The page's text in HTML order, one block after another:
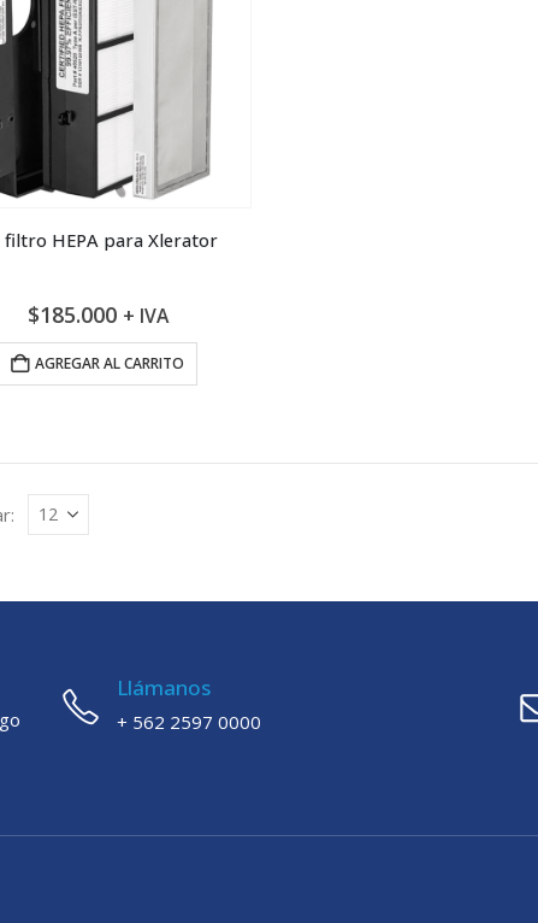
filtro HEPA para Xlerator
$185.000 + IVA
AGREGAR AL CARRITO
Llámanos
+ 562 2597 0000